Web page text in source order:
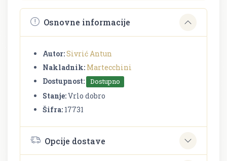
Osnovne informacije
Autor:Sivrić Antun
Nakladnik: Martecchini
Dostupnost:
Dostupno
Stanje:Vrlo dobro
Šifra: 17731
Opcije dostave